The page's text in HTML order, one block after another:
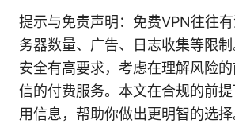
提示与免责声明：免费VPN往往
务器数量、广告、日志收集等限
安全有高要求，考虑在理解风险
信的付费服务。本文在合规的前
用信息，帮助你做出更明智的选择